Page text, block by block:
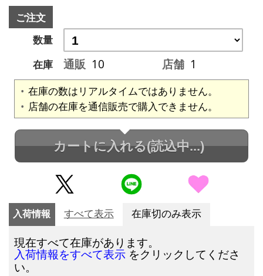
ご注文
数量
在庫
通販 10 店舗 1
在庫の数はリアルタイムではありません。
店舗の在庫を通信販売で購入できません。
カートに入れる(読込中...)
入荷情報 すべて表示 在庫切のみ表示
現在すべて在庫があります。
入荷情報をすべて表示 をクリックしてくださ
い。